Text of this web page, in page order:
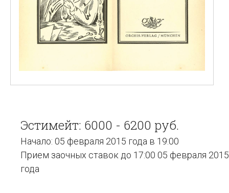
Эстимейт: 6000 - 6200 руб.
Начало: 05 февраля 2015 года в 19:00
Прием заочных ставок до 17:00 05 февраля 2015
года